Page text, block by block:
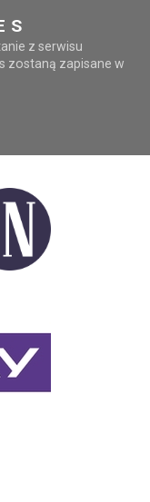
z serwisu
zostaną zapisane w